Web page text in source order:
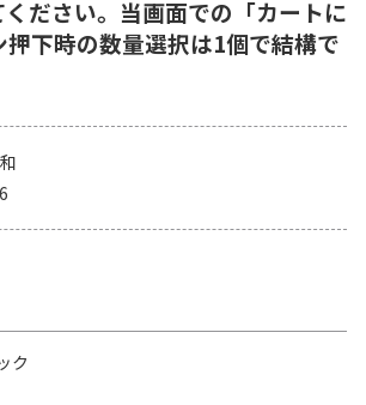
ださい。当画面での「カートに
押下時の数量選択は1個で結構で
ク